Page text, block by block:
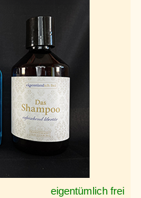
eigentümlich frei